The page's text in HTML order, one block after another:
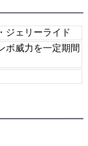
ジェリーライド
ボ威力を一定期間